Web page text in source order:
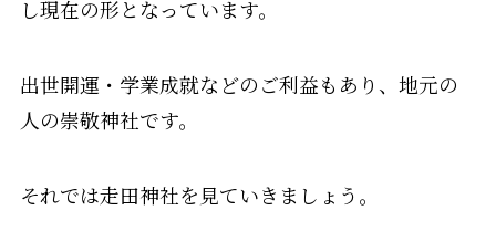
し現在の形となっています。
出世開運・学業成就などのご利益もあり、地元の
人の崇敬神社です。
それでは走田神社を見ていきましょう。